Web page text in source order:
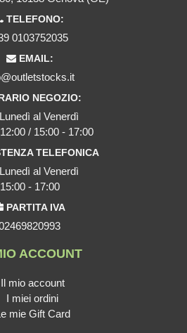
TELEFONO:
0103752035
EMAIL:
NEGOZIO:
al Venerdì
/ 15:00 - 17:00
TELEFONICA
al Venerdì
15:00 - 17:00
PARTITA IVA
ACCOUNT
Il mio account
I miei ordini
mie Gift Card